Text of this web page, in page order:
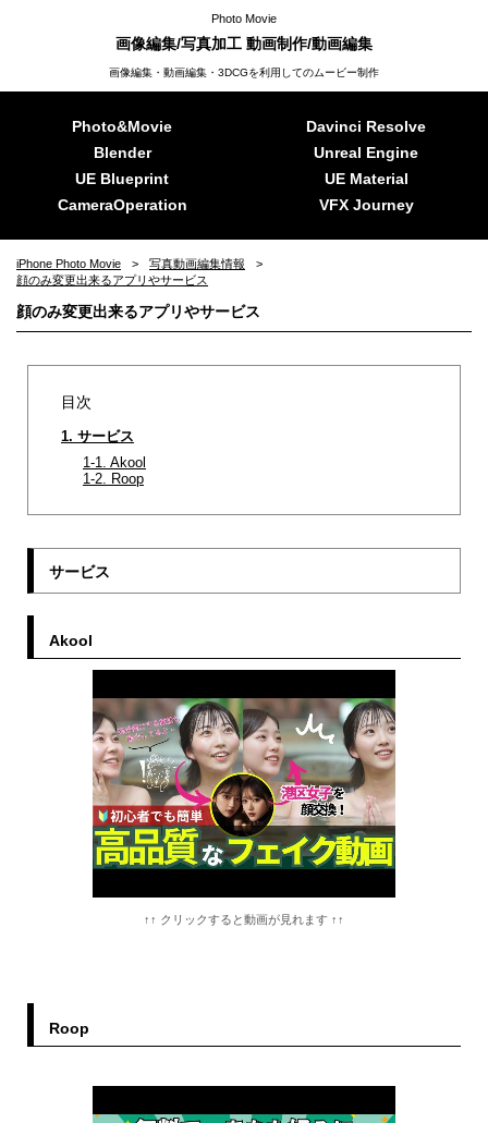
Photo Movie
画像編集/写真加工 動画制作/動画編集
画像編集・動画編集・3DCGを利用してのムービー制作
Photo&Movie
Davinci Resolve
Blender
Unreal Engine
UE Blueprint
UE Material
CameraOperation
VFX Journey
iPhone Photo Movie
写真動画編集情報
顔のみ変更出来るアプリやサービス
顔のみ変更出来るアプリやサービス
目次
1. サービス
1-1. Akool
1-2. Roop
サービス
Akool
↑↑ クリックすると動画が見れます ↑↑
Roop